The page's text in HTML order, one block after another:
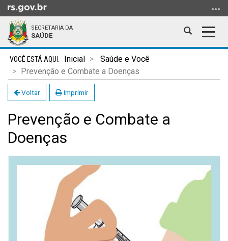
para
conteúdo
menu
para
busca
SECRETARIA DA
SAÚDE
Abrir
Início
conteúdo
Inicial
Saúde e Você
Prevenção e Combate a Doenças
Voltar Imprimir
Prevenção e Combate a
Doenças